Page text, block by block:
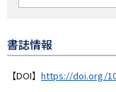
書誌情報
【DOI】 https://doi.org/